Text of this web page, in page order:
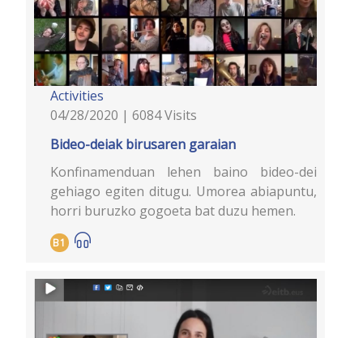
Activities
04/28/2020 | 6084 Visits
Bideo-deiak birusaren garaian
Konfinamenduan lehen baino bideo-dei
gehiago egiten ditugu. Umorea abiapuntu,
horri buruzko gogoeta bat duzu hemen.
B1